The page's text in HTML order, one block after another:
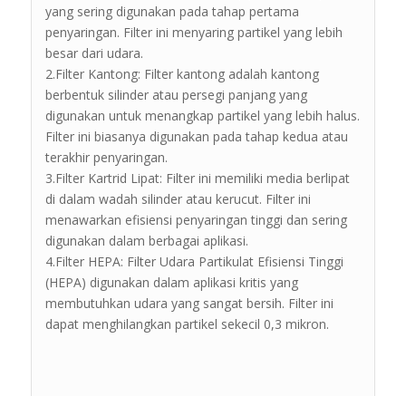
yang sering digunakan pada tahap pertama
penyaringan. Filter ini menyaring partikel yang lebih
besar dari udara.
2.Filter Kantong: Filter kantong adalah kantong
berbentuk silinder atau persegi panjang yang
digunakan untuk menangkap partikel yang lebih halus.
Filter ini biasanya digunakan pada tahap kedua atau
terakhir penyaringan.
3.Filter Kartrid Lipat: Filter ini memiliki media berlipat
di dalam wadah silinder atau kerucut. Filter ini
menawarkan efisiensi penyaringan tinggi dan sering
digunakan dalam berbagai aplikasi.
4.Filter HEPA: Filter Udara Partikulat Efisiensi Tinggi
(HEPA) digunakan dalam aplikasi kritis yang
membutuhkan udara yang sangat bersih. Filter ini
dapat menghilangkan partikel sekecil 0,3 mikron.